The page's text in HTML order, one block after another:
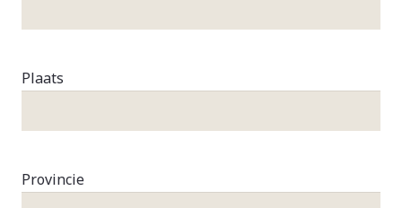
Plaats
Provincie